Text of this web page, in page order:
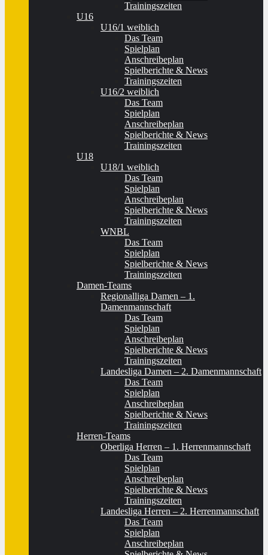
Trainingszeiten
U16
U16/1 weiblich
Das Team
Spielplan
Anschreibeplan
Spielberichte & News
Trainingszeiten
U16/2 weiblich
Das Team
Spielplan
Anschreibeplan
Spielberichte & News
Trainingszeiten
U18
U18/1 weiblich
Das Team
Spielplan
Anschreibeplan
Spielberichte & News
Trainingszeiten
WNBL
Das Team
Spielplan
Spielberichte & News
Trainingszeiten
Damen-Teams
Regionalliga Damen – 1.
Damenmannschaft
Das Team
Spielplan
Anschreibeplan
Spielberichte & News
Trainingszeiten
Landesliga Damen – 2. Damenmannschaft
Das Team
Spielplan
Anschreibeplan
Spielberichte & News
Trainingszeiten
Herren-Teams
Oberliga Herren – 1. Herrenmannschaft
Das Team
Spielplan
Anschreibeplan
Spielberichte & News
Trainingszeiten
Landesliga Herren – 2. Herrenmannschaft
Das Team
Spielplan
Anschreibeplan